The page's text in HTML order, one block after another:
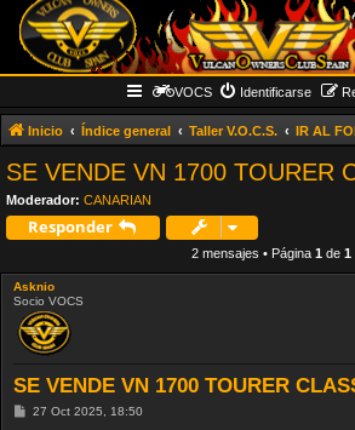
VOCS Identificarse
Inicio Índice general Taller V.O.C.S. IR AL
SE VENDE VN 1700 TOURER
Moderador: CANARIAN
Responder
2 mensajes • Página 1 de 1
Asknio
Socio VOCS
SE VENDE VN 1700 TOURER
M27 Oct 2025, 18:50